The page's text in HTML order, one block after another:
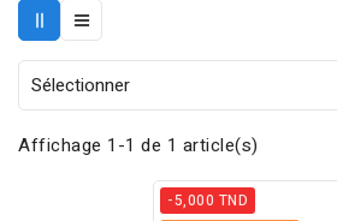
Sélectionner
Affichage 1-1 de 1 article(s)
-5,000 TND